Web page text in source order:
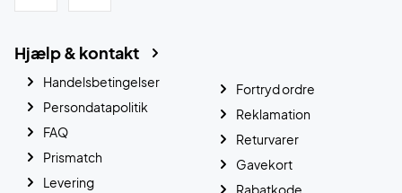
Hjælp & kontakt
Handelsbetingelser
Persondatapolitik
FAQ
Prismatch
Levering
Fortryd ordre
Reklamation
Returvarer
Gavekort
Rabatkode